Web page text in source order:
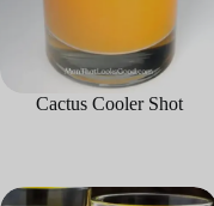
Cactus Cooler Shot